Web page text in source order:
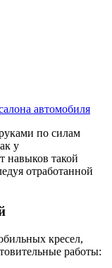
автомобиля
по силам
у
навыков такой
отработанной
кресел,
работы: